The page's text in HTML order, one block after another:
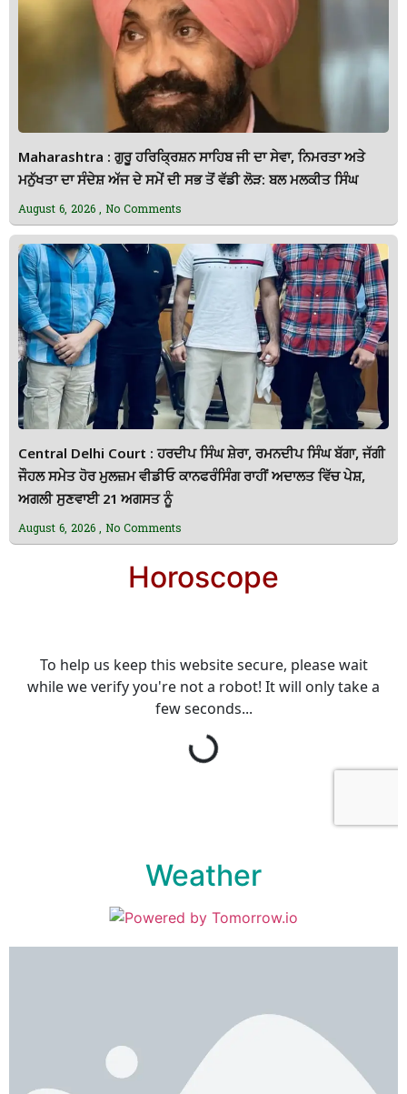
Maharashtra : ਗੁਰੂ ਹਰਿਕ੍ਰਿਸ਼ਨ ਸਾਹਿਬ ਜੀ ਦਾ ਸੇਵਾ, ਨਿਮਰਤਾ ਅਤੇ
ਮਨੁੱਖਤਾ ਦਾ ਸੰਦੇਸ਼ ਅੱਜ ਦੇ ਸਮੇਂ ਦੀ ਸਭ ਤੋਂ ਵੱਡੀ ਲੋੜ: ਬਲ ਮਲਕੀਤ ਸਿੰਘ
August 6, 2026 No Comments
Central Delhi Court : ਹਰਦੀਪ ਸਿੰਘ ਸ਼ੇਰਾ, ਰਮਨਦੀਪ ਸਿੰਘ ਬੱਗਾ, ਜੱਗੀ
ਜੌਹਲ ਸਮੇਤ ਹੋਰ ਮੁਲਜ਼ਮ ਵੀਡੀਓ ਕਾਨਫਰੰਸਿੰਗ ਰਾਹੀਂ ਅਦਾਲਤ ਵਿੱਚ ਪੇਸ਼,
ਅਗਲੀ ਸੁਣਵਾਈ 21 ਅਗਸਤ ਨੂੰ
August 6, 2026 No Comments
Horoscope
Weather